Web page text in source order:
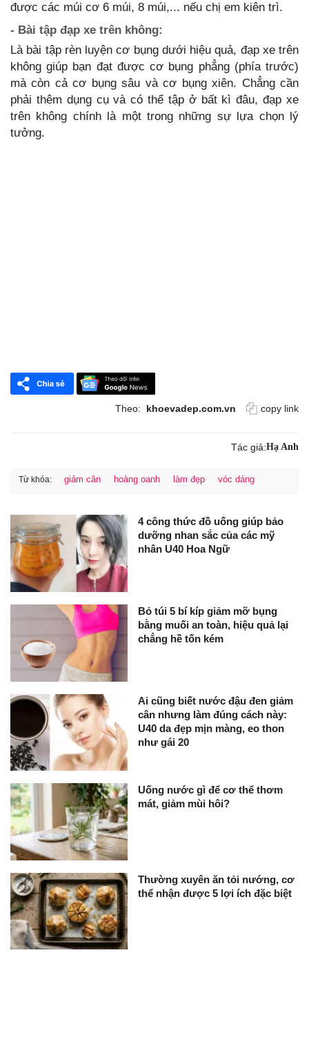
được các múi cơ 6 múi, 8 múi,... nếu chị em kiên trì.
- Bài tập đạp xe trên không:
Là bài tập rèn luyện cơ bụng dưới hiệu quả, đạp xe trên
không giúp bạn đạt được cơ bụng phẳng (phía trước)
mà còn cả cơ bụng sâu và cơ bụng xiên. Chẳng cần
phải thêm dụng cụ và có thể tập ở bất kì đâu, đạp xe
trên không chính là một trong những sự lựa chọn lý
tưởng.
Theo: khoevadep.com.vn copy link
Tác giả:Hạ Anh
Từ khóa: giảm cân hoàng oanh làm đẹp vóc dáng
4 công thức đồ uống giúp bảo
dưỡng nhan sắc của các mỹ
nhân U40 Hoa Ngữ
Bỏ túi 5 bí kíp giảm mỡ bụng
bằng muối an toàn, hiệu quả lại
chẳng hề tốn kém
Ai cũng biết nước đậu đen giảm
cân nhưng làm đúng cách này:
U40 da đẹp mịn màng, eo thon
như gái 20
Uống nước gì để cơ thể thơm
mát, giảm mùi hôi?
Thường xuyên ăn tỏi nướng, cơ
thể nhận được 5 lợi ích đặc biệt